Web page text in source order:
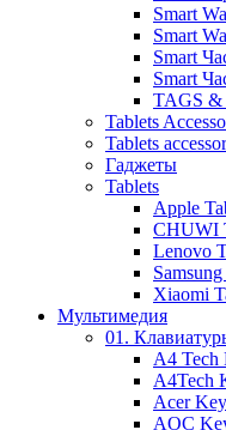
Smart
Smart
Smart
Smart
TAGS
Tablets
Tablets
Гаджеты
Tablets
Apple
CHUWI
Lenovo
Xiaomi
Мультимедия
01.
A4 Tech
A4Tech
Acer
AOC